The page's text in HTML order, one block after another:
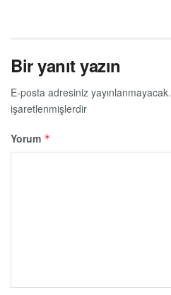
Bir yanıt yazın
E-posta adresiniz yayınlanmayacak.
işaretlenmişlerdir
Yorum *